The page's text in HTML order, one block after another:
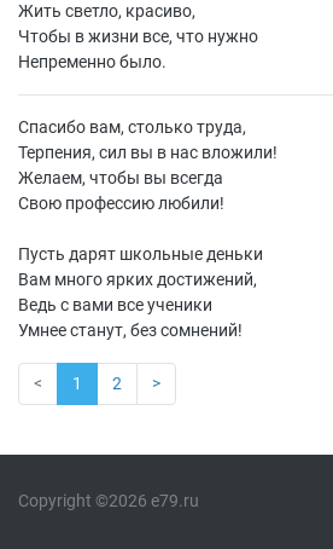
Жить светло, красиво,
Чтобы в жизни все, что нужно
Непременно было.
Спасибо вам, столько труда,
Терпения, сил вы в нас вложили!
Желаем, чтобы вы всегда
Свою профессию любили!
Пусть дарят школьные деньки
Вам много ярких достижений,
Ведь с вами все ученики
Умнее станут, без сомнений!
< 1 2 >
Copyright ©2026 e79.ru